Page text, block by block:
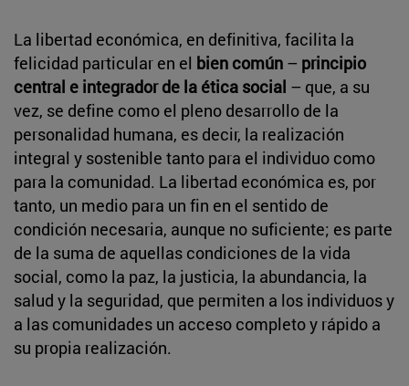
La libertad económica, en definitiva, facilita la
felicidad particular en el bien común – principio
central e integrador de la ética social – que, a su
vez, se define como el pleno desarrollo de la
personalidad humana, es decir, la realización
integral y sostenible tanto para el individuo como
para la comunidad. La libertad económica es, por
tanto, un medio para un fin en el sentido de
condición necesaria, aunque no suficiente; es parte
de la suma de aquellas condiciones de la vida
social, como la paz, la justicia, la abundancia, la
salud y la seguridad, que permiten a los individuos y
a las comunidades un acceso completo y rápido a
su propia realización.